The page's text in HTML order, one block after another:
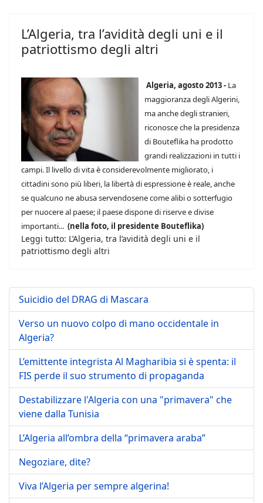
L’Algeria, tra l’avidità degli uni e il
patriottismo degli altri
Algeria, agosto 2013 - La
maggioranza degli Algerini,
ma anche degli stranieri,
riconosce che la presidenza
di Bouteflika ha prodotto
grandi realizzazioni in tutti i
campi. Il livello di vita è considerevolmente migliorato, i
cittadini sono più liberi, la libertà di espressione è reale, anche
se qualcuno ne abusa servendosene come alibi o sotterfugio
per nuocere al paese; il paese dispone di riserve e divise
importanti... (nella foto, il presidente Bouteflika)
Leggi tutto: L’Algeria, tra l’avidità degli uni e il
patriottismo degli altri
Suicidio del DRAG di Mascara
Verso un nuovo colpo di mano occidentale in
Algeria?
L’emittente integrista Al Magharibia si è spenta: il
FIS perde il suo strumento di propaganda
Destabilizzare l'Algeria con una "primavera" che
viene dalla Tunisia
L’Algeria all’ombra della “primavera araba”
Negoziare, dite?
Viva l’Algeria per sempre algerina!